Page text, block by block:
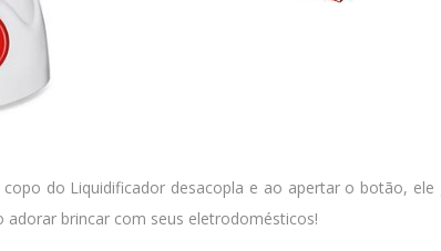
do Liquidificador desacopla e ao apertar o botão,
adorar brincar com seus eletrodomésticos!